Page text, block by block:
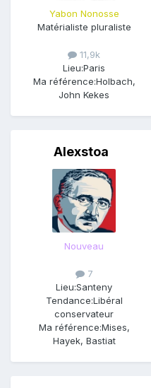
Yabon Nonosse
Matérialiste pluraliste
11,9k
Lieu:Paris
Ma référence:Holbach,
John Kekes
Alexstoa
Nouveau
7
Lieu:Santeny
Tendance:Libéral
conservateur
Ma référence:Mises,
Hayek, Bastiat